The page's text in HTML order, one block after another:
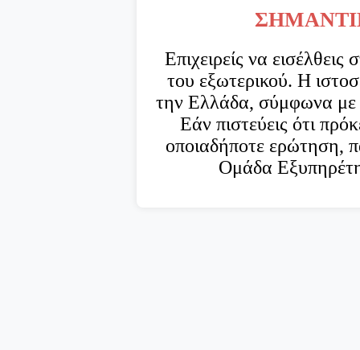
Επιχειρείς να εισέλθεις
του εξωτερικού. Η
την Ελλάδα, σύμφωνα με
Εάν πιστεύεις ότι
οποιαδήποτε ερώτηση,
Ομάδα